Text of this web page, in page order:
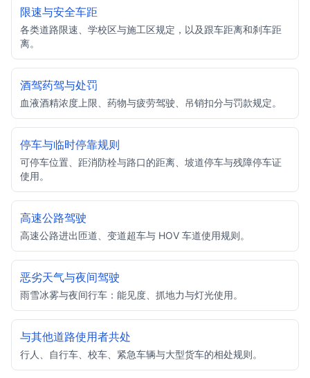
限速与安全车距
各类道路限速、学校区与施工区规定，以及跟车距离和刹车距
离。
酒驾药驾与处罚
血液酒精浓度上限、药物与疲劳驾驶、吊销扣分与罚款规定。
停车与临时停靠规则
可停车位置、距消防栓与路口的距离、坡道停车与残障停车证
使用。
高速公路驾驶
高速公路进出匝道、变道超车与 HOV 车道使用规则。
恶劣天气与夜间驾驶
雨雪冰雾与夜间行车：能见度、抓地力与灯光使用。
与其他道路使用者共处
行人、自行车、校车、紧急车辆与大型货车的相处规则。